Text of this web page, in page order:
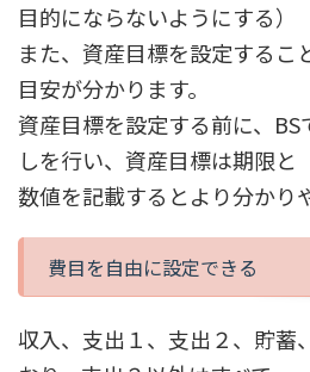
目的にならないようにする）
また、資産目標を設定するこ
目安が分かります。
資産目標を設定する前に、
しを行い、資産目標は期限と
数値を記載するとより分かり
費目を自由に設定できる
収入、支出１、支出２、貯蓄